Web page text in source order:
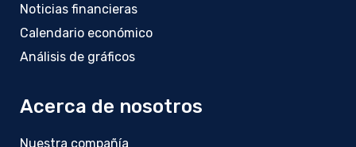
Noticias financieras
Calendario económico
Análisis de gráficos
Acerca de nosotros
Nuestra compañía